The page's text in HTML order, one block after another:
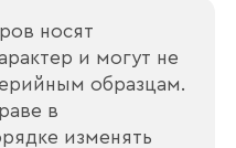
носят
и могут не
образцам.
в
изменять